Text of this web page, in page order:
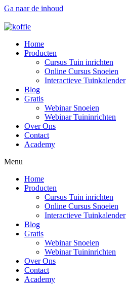
Ga naar de inhoud
Home
Producten
Cursus Tuin inrichten
Online Cursus Snoeien
Interactieve Tuinkalender
Blog
Gratis
Webinar Snoeien
Webinar Tuininrichten
Over Ons
Contact
Academy
Menu
Home
Producten
Cursus Tuin inrichten
Online Cursus Snoeien
Interactieve Tuinkalender
Blog
Gratis
Webinar Snoeien
Webinar Tuininrichten
Over Ons
Contact
Academy